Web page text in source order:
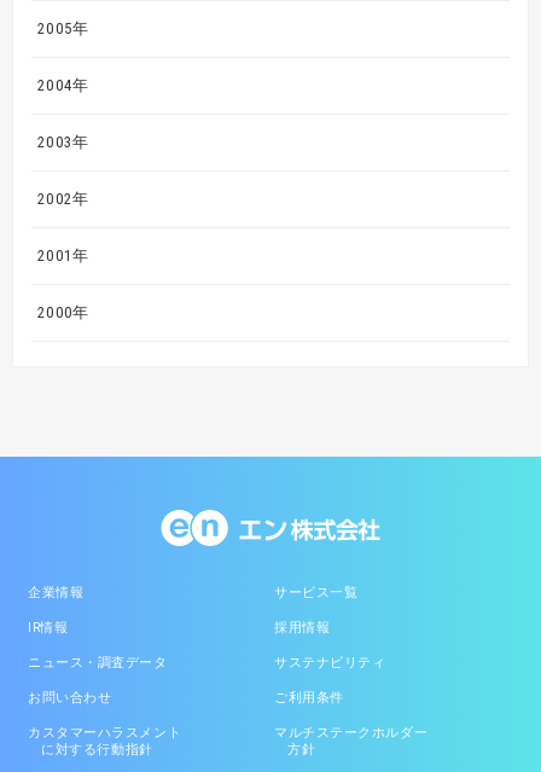
2005年
2004年
2003年
2002年
2001年
2000年
企業情報 サービス一覧
IR情報 採用情報
ニュース・調査データ サステナビリティ
お問い合わせ ご利用条件
カスタマーハラスメント
に対する行動指針
マルチステークホルダー
方針